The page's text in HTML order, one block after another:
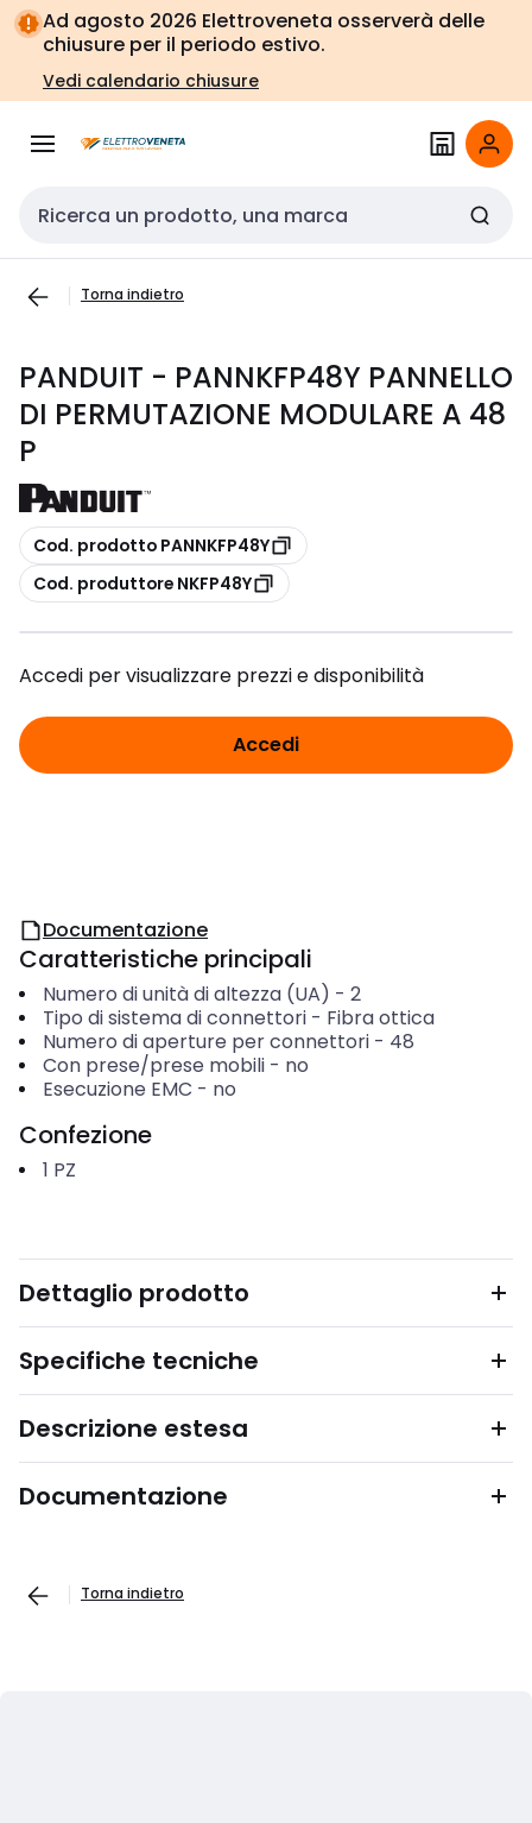
Vai alla
navigazione
Vai
alla
pagina
Ad agosto 2026 Elettroveneta osserverà delle
chiusure per il periodo estivo.
Vedi calendario chiusure
Cerca input
Torna indietro
PANDUIT - PANNKFP48Y PANNELLO
DI PERMUTAZIONE MODULARE A 48
P
copia
Cod. prodotto PANNKFP48Y
copia
Cod. produttore NKFP48Y
Accedi per visualizzare prezzi e disponibilità
Accedi
Documentazione
Caratteristiche principali
Numero di unità di altezza (UA) - 2
Tipo di sistema di connettori- Fibra ottica
Numero di aperture per connettori- 48
Con prese/prese mobili- no
Esecuzione EMC - no
Confezione
1 PZ
Dettaglio prodotto
Specifiche tecniche
Descrizione estesa
Documentazione
Torna indietro